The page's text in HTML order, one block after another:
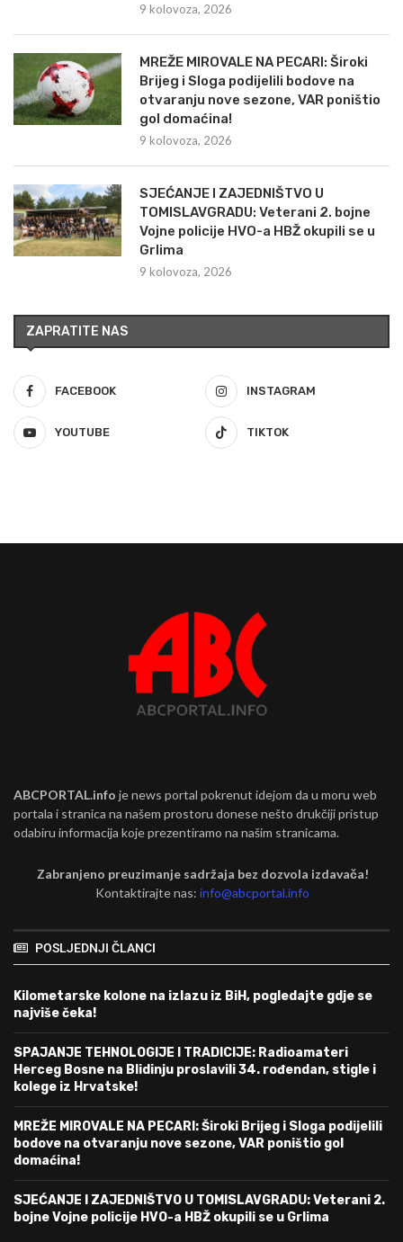
9 kolovoza, 2026
MREŽE MIROVALE NA PECARI: Široki
Brijeg i Sloga podijelili bodove na
otvaranju nove sezone, VAR poništio
gol domaćina!
9 kolovoza, 2026
SJEĆANJE I ZAJEDNIŠTVO U
TOMISLAVGRADU: Veterani 2. bojne
Vojne policije HVO-a HBŽ okupili se u
Grlima
9 kolovoza, 2026
ZAPRATITE NAS
FACEBOOK INSTAGRAM
YOUTUBE TIKTOK
ABCPORTAL.info je news portal pokrenut idejom da u moru web
portala i stranica na našem prostoru donese nešto drukčiji pristup
odabiru informacija koje prezentiramo na našim stranicama.
Zabranjeno preuzimanje sadržaja bez dozvola izdavača!
Kontaktirajte nas:info@abcportal.info
POSLJEDNJI ČLANCI
Kilometarske kolone na izlazu iz BiH, pogledajte gdje se
najviše čeka!
SPAJANJE TEHNOLOGIJE I TRADICIJE: Radioamateri
Herceg Bosne na Blidinju proslavili 34. rođendan, stigle i
kolege iz Hrvatske!
MREŽE MIROVALE NA PECARI: Široki Brijeg i Sloga podijelili
bodove na otvaranju nove sezone, VAR poništio gol
domaćina!
SJEĆANJE I ZAJEDNIŠTVO U TOMISLAVGRADU: Veterani 2.
bojne Vojne policije HVO-a HBŽ okupili se u Grlima